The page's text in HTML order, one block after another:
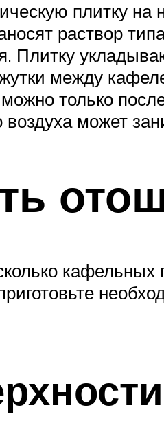
плитку
раствор
Плитку
между
только
может